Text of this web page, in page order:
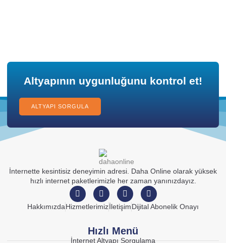
Altyapının uygunluğunu kontrol et!
ALTYAPI SORGULA
İnternette kesintisiz deneyimin adresi. Daha Online olarak yüksek
hızlı internet paketlerimizle her zaman yanınızdayız.
HakkımızdaHizmetlerimizİletişimDijital Abonelik Onayı
Hızlı Menü
İnternet Altyapı Sorgulama